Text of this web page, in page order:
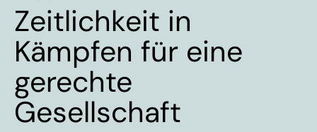
Zeitlichkeit in
Kämpfen für eine
gerechte
Gesellschaft